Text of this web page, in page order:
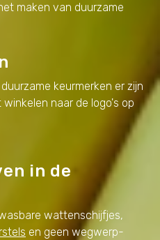
maken van duurzame
keurmerken er zijn
naar de logo's op
in de
wattenschijfjes,
en geen wegwerp-